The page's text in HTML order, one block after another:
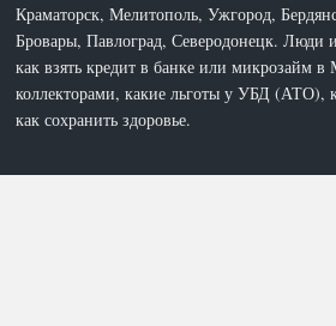
Краматорск, Мелитополь, Ужгород,
Бровары, Павлоград, Северодонецк.
как взять кредит в банке или микрозайм
коллекторами, какие льготы у УБД (АТО),
как сохранить здоровье.